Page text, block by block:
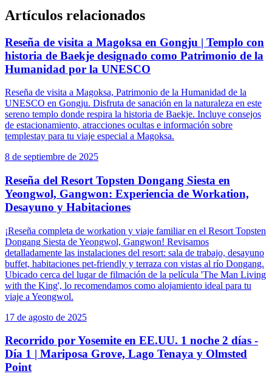
Artículos relacionados
Reseña de visita a Magoksa en Gongju | Templo con
historia de Baekje designado como Patrimonio de la
Humanidad por la UNESCO
Reseña de visita a Magoksa, Patrimonio de la Humanidad de la
UNESCO en Gongju. Disfruta de sanación en la naturaleza en este
sereno templo donde respira la historia de Baekje. Incluye consejos
de estacionamiento, atracciones ocultas e información sobre
templestay para tu viaje especial a Magoksa.
8 de septiembre de 2025
Reseña del Resort Topsten Dongang Siesta en
Yeongwol, Gangwon: Experiencia de Workation,
Desayuno y Habitaciones
¡Reseña completa de workation y viaje familiar en el Resort Topsten
Dongang Siesta de Yeongwol, Gangwon! Revisamos
detalladamente las instalaciones del resort: sala de trabajo, desayuno
buffet, habitaciones pet-friendly y terraza con vistas al río Dongang.
Ubicado cerca del lugar de filmación de la película 'The Man Living
with the King', lo recomendamos como alojamiento ideal para tu
viaje a Yeongwol.
17 de agosto de 2025
Recorrido por Yosemite en EE.UU. 1 noche 2 días -
Día 1 | Mariposa Grove, Lago Tenaya y Olmsted
Point